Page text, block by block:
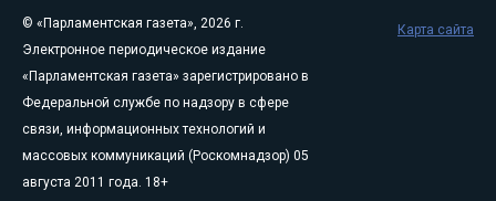
© «Парламентская газета», 2026 г.
Электронное периодическое издание
«Парламентская газета» зарегистрировано в
Федеральной службе по надзору в сфере
связи, информационных технологий и
массовых коммуникаций (Роскомнадзор) 05
августа 2011 года. 18+
Карта сайта